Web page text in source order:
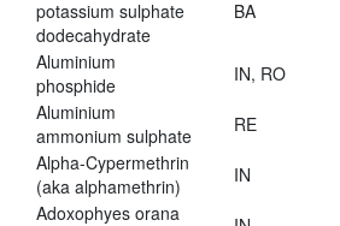
potassium sulphate
dodecahydrate
BA
Aluminium
phosphide
IN, RO
Aluminium
ammonium sulphate
RE
Alpha-Cypermethrin
(aka alphamethrin)
IN
Adoxophyes orana